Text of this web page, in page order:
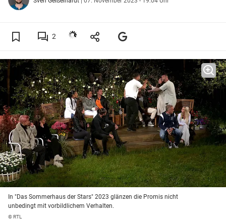
2
In "Das Sommerhaus der Stars" 2023 glänzen die Promis nicht
unbedingt mit vorbildlichem Verhalten.
© RTL